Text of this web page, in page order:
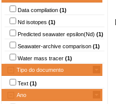
Data compilation (1)
Nd isotopes (1)
Predicted seawater epsilon(Nd) (1)
Seawater-archive comparison (1)
Water mass tracer (1)
Tipo do documento
Text (1)
Ano